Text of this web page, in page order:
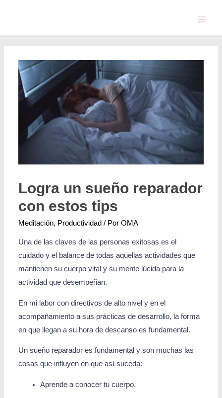
Logra un sueño reparador
con estos tips
Meditación, Productividad / PorOMA
Una de las claves de las personas exitosas es el
cuidado y el balance de todas aquellas actividades que
mantienen su cuerpo vital y su mente lúcida para la
actividad que desempeñan.
En mi labor con directivos de alto nivel y en el
acompañamiento a sus prácticas de desarrollo, la forma
en que llegan a su hora de descanso es fundamental.
Un sueño reparador es fundamental y son muchas las
cosas que influyen en que así suceda:
Aprende a conocer tu cuerpo.